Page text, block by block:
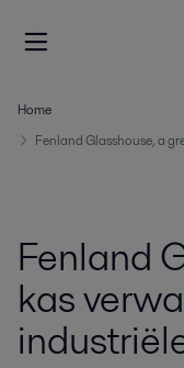
Home
Fenland Glasshouse, a
Fenland
kas